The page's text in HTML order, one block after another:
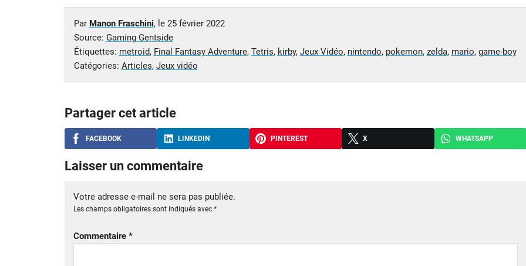
Par Manon Fraschini, le 25 février 2022
Source: Gaming Gentside
Étiquettes: metroid, Final Fantasy Adventure, Tetris, kirby, Jeux Vidéo, nintendo, pokemon, zelda, mario, game-boy
Catégories: Articles, Jeux vidéo
Partager cet article
FACEBOOK LINKEDIN PINTEREST X WHATSAPP
Laisser un commentaire
Votre adresse e-mail ne sera pas publiée.
Les champs obligatoires sont indiqués avec *
Commentaire *